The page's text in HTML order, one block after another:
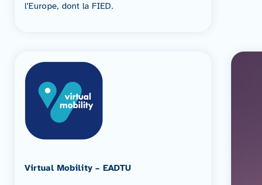
l’Europe, dont la FIED.
Virtual Mobility – EADTU